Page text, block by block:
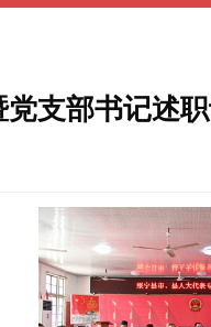
支部书记述